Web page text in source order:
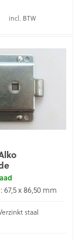
incl. BTW
x 86,50 mm
staal